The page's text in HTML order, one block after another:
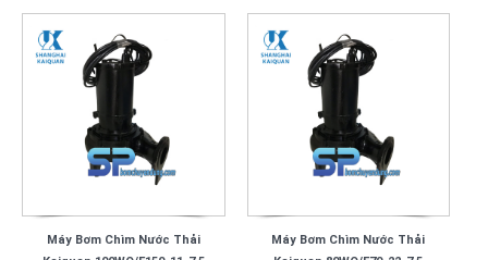
Máy Bơm Chìm Nước Thải
Máy Bơm Chìm Nước Thải